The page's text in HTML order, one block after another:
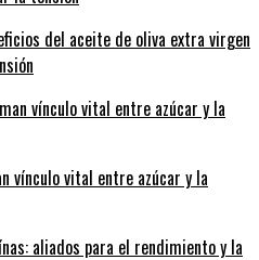
del aceite de oliva extra virgen
vínculo vital entre azúcar y la